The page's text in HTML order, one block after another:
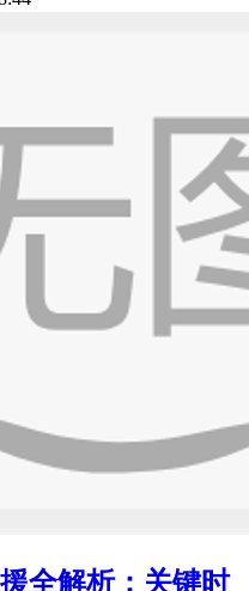
全解析：关键时